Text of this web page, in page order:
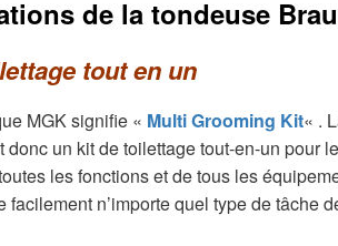
de la tondeuse
tout en un
MGK signifie « Multi Grooming Kit« .
donc un kit de toilettage tout-en-un pour
les fonctions et de tous les
facilement n’importe quel type de tâche